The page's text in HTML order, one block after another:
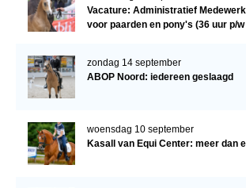
Vacature: Administratief
voor paarden en pony's (36 uur p/
zondag 14 september
ABOP Noord: iedereen geslaagd
woensdag 10 september
Kasall van Equi Center: meer dan